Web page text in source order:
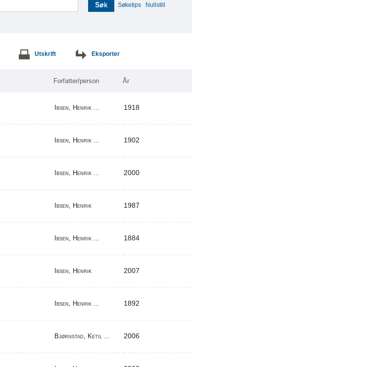
Søk Søketips Nullstill
Utskrift Eksporter
Forfatter/person År
Ibsen, Henrik ... 1918
Ibsen, Henrik ... 1902
Ibsen, Henrik ... 2000
Ibsen, Henrik 1987
Ibsen, Henrik ... 1884
Ibsen, Henrik 2007
Ibsen, Henrik ... 1892
Bjørnstad, Ketil ... 2006